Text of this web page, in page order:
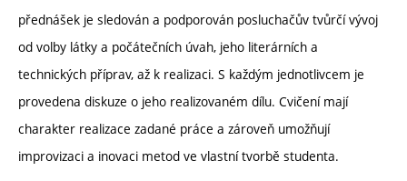
přednášek je sledován a podporován posluchačův tvůrčí vývoj
od volby látky a počátečních úvah, jeho literárních a
technických příprav, až k realizaci. S každým jednotlivcem je
provedena diskuze o jeho realizovaném dílu. Cvičení mají
charakter realizace zadané práce a zároveň umožňují
improvizaci a inovaci metod ve vlastní tvorbě studenta.